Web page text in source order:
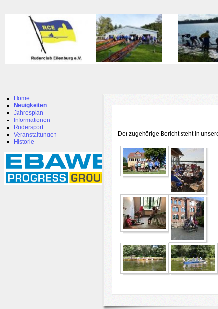
Home
Neuigkeiten
Jahresplan
Informationen
Rudersport
Veranstaltungen
Historie
Der zugehörige Bericht steht in